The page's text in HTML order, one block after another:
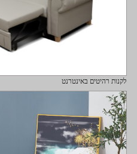
לקנות רהיטים באינטרנט